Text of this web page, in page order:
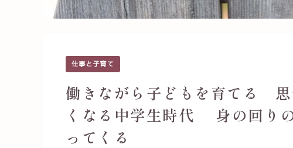
仕事と子育て
働きながら子どもを育てる
くなる中学生時代 身の回り
ってくる